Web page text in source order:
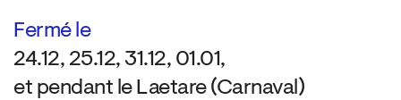
Fermé le
24.12, 25.12, 31.12, 01.01,
et pendant le Laetare (Carnaval)